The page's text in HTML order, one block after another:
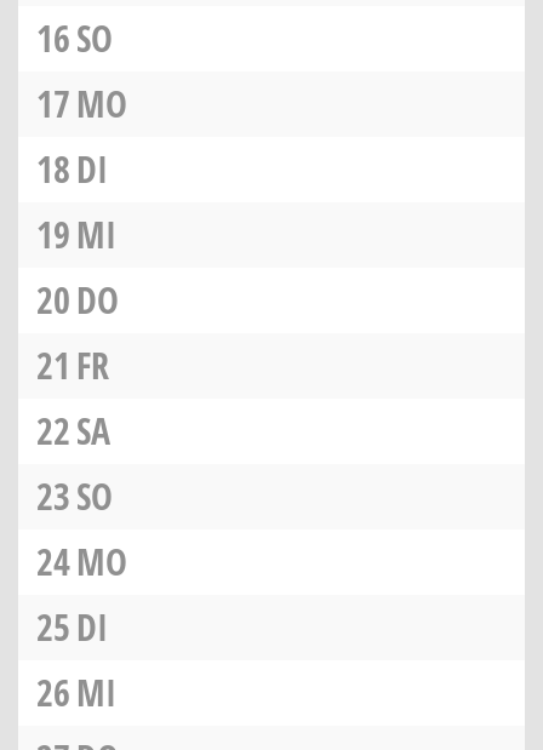
16SO
17MO
18DI
19MI
20DO
21 FR
22SA
23SO
24MO
25DI
26MI